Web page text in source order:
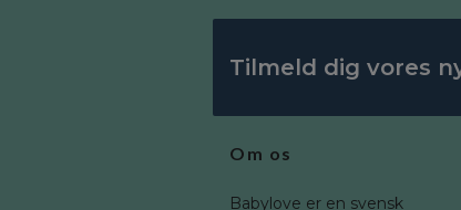
Tilmeld dig vores
Om os
Babylove er en svensk